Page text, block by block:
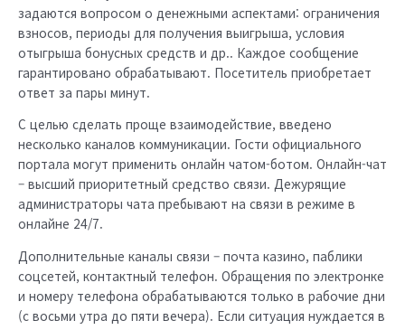
задаются вопросом о денежными аспектами: ограничения
взносов, периоды для получения выигрыша, условия
отыгрыша бонусных средств и др.. Каждое сообщение
гарантировано обрабатывают. Посетитель приобретает
ответ за пары минут.
С целью сделать проще взаимодействие, введено
несколько каналов коммуникации. Гости официального
портала могут применить онлайн чатом-ботом. Онлайн-чат
– высший приоритетный средство связи. Дежурящие
администраторы чата пребывают на связи в режиме в
онлайне 24/7.
Дополнительные каналы связи – почта казино, паблики
соцсетей, контактный телефон. Обращения по электронке
и номеру телефона обрабатываются только в рабочие дни
(с восьми утра до пяти вечера). Если ситуация нуждается в